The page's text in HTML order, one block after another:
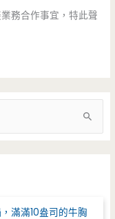
務合作事宜，特此聲
滿滿10盎司的牛胸